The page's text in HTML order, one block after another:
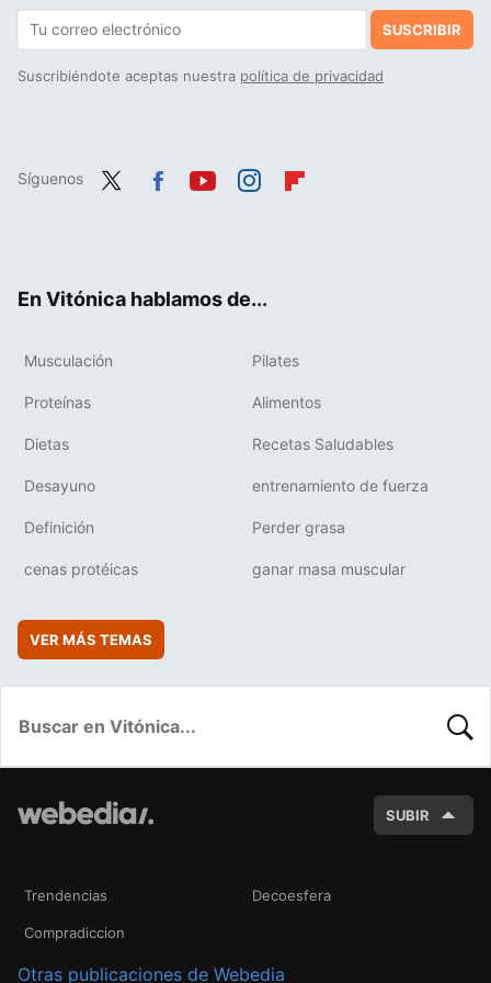
SUSCRIBIR
Suscribiéndote aceptas nuestra política de privacidad
Síguenos
En Vitónica hablamos de...
Musculación Pilates
Proteínas Alimentos
Dietas Recetas Saludables
Desayuno entrenamiento de fuerza
Definición Perder grasa
cenas protéicas ganar masa muscular
VER MÁS TEMAS
SUBIR
Trendencias Decoesfera
Compradiccion
Otras publicaciones de Webedia